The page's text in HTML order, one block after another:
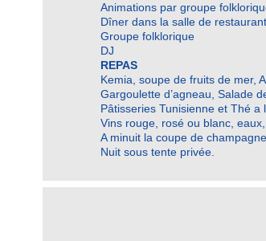
Animations par groupe
Dîner dans la salle de
Groupe folklorique
DJ
REPAS
Kemia, soupe de fruits de mer,
Gargoulette d’agneau, Salade
Pâtisseries Tunisienne et Thé a
Vins rouge, rosé ou blanc,
A minuit la coupe de
Nuit sous tente privée.